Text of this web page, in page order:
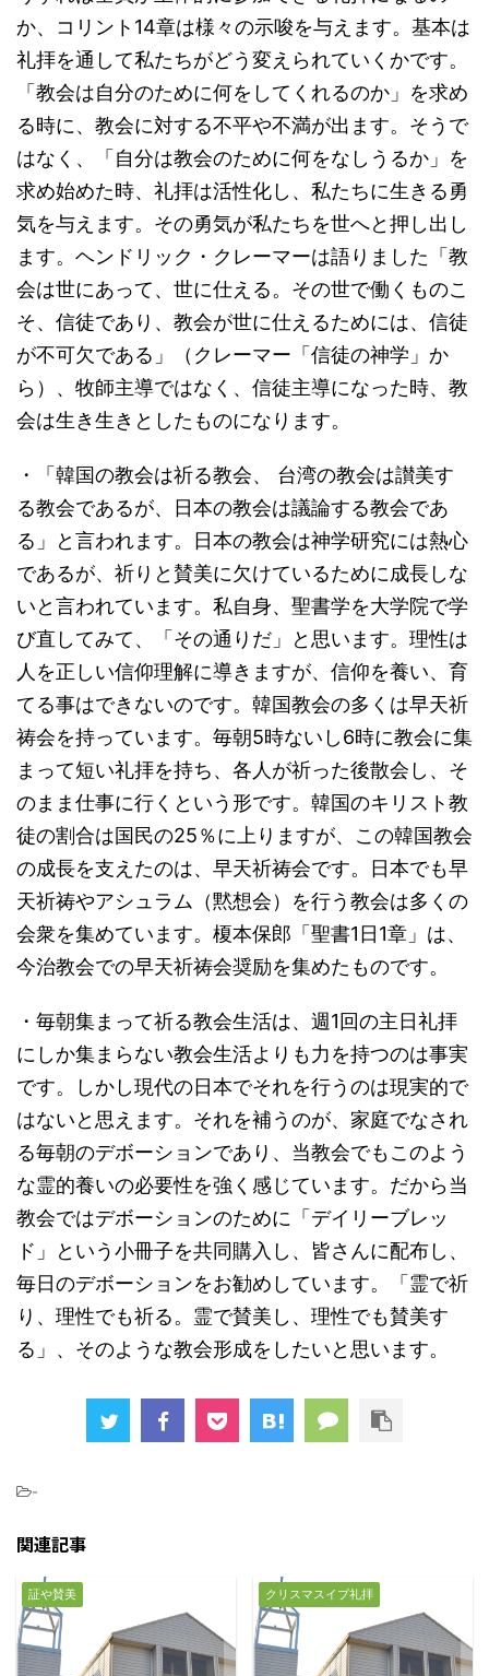
か、コリント14章は様々の示唆を与えます。基本は
礼拝を通して私たちがどう変えられていくかです。
「教会は自分のために何をしてくれるのか」を求め
る時に、教会に対する不平や不満が出ます。そうで
はなく、「自分は教会のために何をなしうるか」を
求め始めた時、礼拝は活性化し、私たちに生きる勇
気を与えます。その勇気が私たちを世へと押し出し
ます。ヘンドリック・クレーマーは語りました「教
会は世にあって、世に仕える。その世で働くものこ
そ、信徒であり、教会が世に仕えるためには、信徒
が不可欠である」（クレーマー「信徒の神学」か
ら）、牧師主導ではなく、信徒主導になった時、教
会は生き生きとしたものになります。
・「韓国の教会は祈る教会、 台湾の教会は讃美す
る教会であるが、日本の教会は議論する教会であ
る」と言われます。日本の教会は神学研究には熱心
であるが、祈りと賛美に欠けているために成長しな
いと言われています。私自身、聖書学を大学院で学
び直してみて、「その通りだ」と思います。理性は
人を正しい信仰理解に導きますが、信仰を養い、育
てる事はできないのです。韓国教会の多くは早天祈
祷会を持っています。毎朝5時ないし6時に教会に集
まって短い礼拝を持ち、各人が祈った後散会し、そ
のまま仕事に行くという形です。韓国のキリスト教
徒の割合は国民の25％に上りますが、この韓国教会
の成長を支えたのは、早天祈祷会です。日本でも早
天祈祷やアシュラム（黙想会）を行う教会は多くの
会衆を集めています。榎本保郎「聖書1日1章」は、
今治教会での早天祈祷会奨励を集めたものです。
・毎朝集まって祈る教会生活は、週1回の主日礼拝
にしか集まらない教会生活よりも力を持つのは事実
です。しかし現代の日本でそれを行うのは現実的で
はないと思えます。それを補うのが、家庭でなされ
る毎朝のデボーションであり、当教会でもこのよう
な霊的養いの必要性を強く感じています。だから当
教会ではデボーションのために「デイリーブレッ
ド」という小冊子を共同購入し、皆さんに配布し、
毎日のデボーションをお勧めしています。「霊で祈
り、理性でも祈る。霊で賛美し、理性でも賛美す
る」、そのような教会形成をしたいと思います。
-
関連記事
証や賛美 クリスマスイブ礼拝